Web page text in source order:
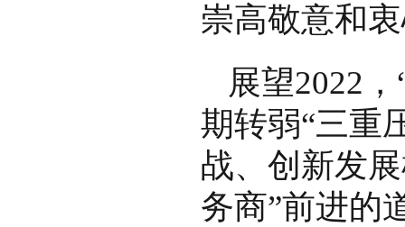
崇高敬意和
展望2022
期转弱“三重
战、创新发
务商”前进的